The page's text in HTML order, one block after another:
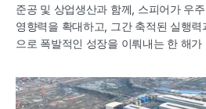
준공 및 상업생산과 함께, 스피어가 우
영향력을 확대하고, 그간 축적된 실행
으로 폭발적인 성장을 이뤄내는 한 해